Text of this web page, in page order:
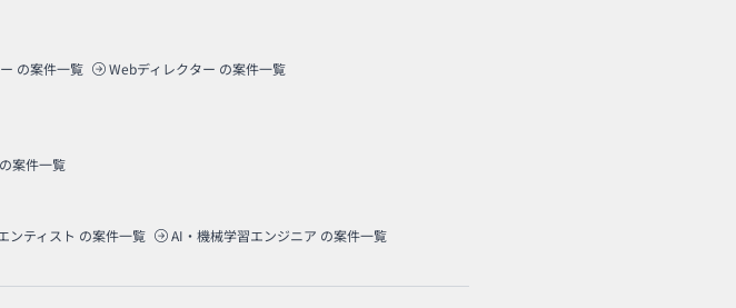
の案件一覧 Webディレクター の案件一覧
の案件一覧
ンティスト の案件一覧 AI・機械学習エンジニア の案件一覧